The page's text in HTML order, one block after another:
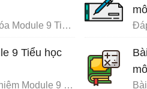
Bài tập cuối khóa Module 9 Tiểu Học đầy đủ
9 Tiểu học
Đáp án trắc nghiệm Module 9 Tiểu học